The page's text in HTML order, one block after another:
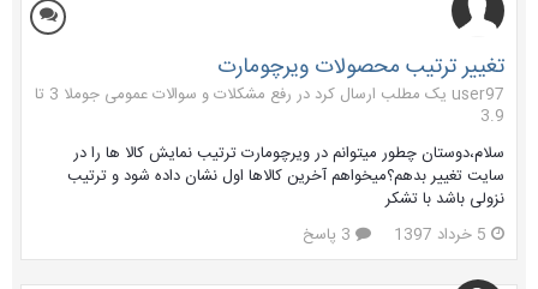
تغییر ترتیب محصولات ویرچومارت
user97 یک مطلب ارسال کرد در
رفع مشکلات و سوالات عمومی جوملا 3 تا
3.9
سلام،دوستان چطور میتوانم در ویرچومارت ترتیب نمایش کالا ها را در
سایت تغییر بدهم؟میخواهم آخرین کالاها اول نشان داده شود و ترتیب
نزولی باشد با تشکر
5 خرداد 1397